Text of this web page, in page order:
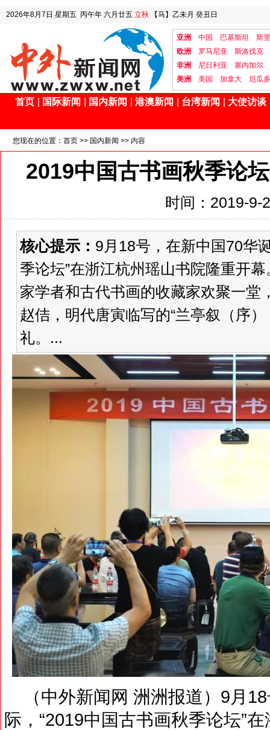
2026年8月7日 星期五 丙午年 六月廿五 立秋 【马】乙未月 癸丑日
亚洲 中国 巴基斯坦
斯
欧洲
罗马尼亚
斯洛伐克
非洲
尼日利亚
塞内加尔
美洲
美国 加拿大 厄瓜
首页 国际新闻 国内新闻 港澳新闻 台湾新闻 大使访谈
您现在的位置： 首页 >> 国内新闻 >> 内容
2019中国古书画秋季论
时间：2019-9-
核心提示： 9月18号，在新中国70华
季论坛”在浙江杭州瑶山书院隆重开
家学者和古代书画的收藏家欢聚一堂
赵佶，明代唐寅临写的“兰亭叙（序
礼。...
（中外新闻网 洲洲报道）9月
际，“2019中国古书画秋季论坛”